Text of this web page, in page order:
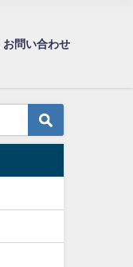
お問い合わせ